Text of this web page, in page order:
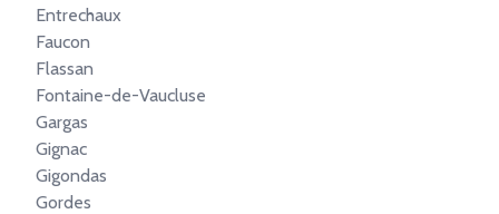
Entrechaux
Faucon
Flassan
Fontaine-de-Vaucluse
Gargas
Gignac
Gigondas
Gordes